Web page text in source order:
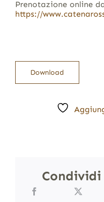
Prenotazione online
https://
Download
Condividi